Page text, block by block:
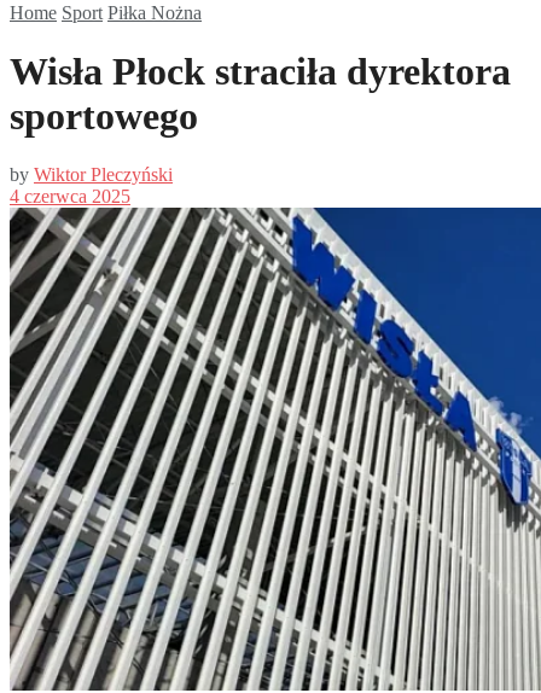
Home Sport Piłka Nożna
Wisła Płock straciła dyrektora
sportowego
by Wiktor Pleczyński
4 czerwca 2025